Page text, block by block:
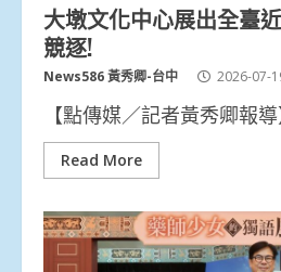
大墩文化中心展出全臺
競逐!
News586 黃秀卿-台中 2026-07-
【點傳媒／記者黃秀卿報
Read More